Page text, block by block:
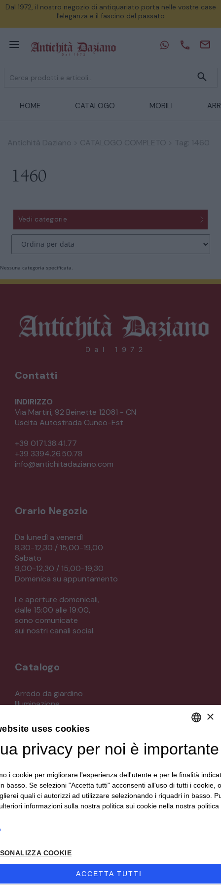
Dal 1972, il nostro negozio di antiquariato porta nelle vostre case
l'eleganza e il fascino del passato
HOME CATALOGO MOBILI
Antichità Daziano CATALOGO COMPLETO Tag: 1460
CATALOGO COMPLETO
ARMADI
COMÒ E COMODINI
SEDIE POLTRONE DIVANI
CREDENZE – DOPPI CORPI – BUFFET
ARREDO DA GIARDINO
DECORAZIONI OGGETTISTICA ILLUMINAZIONE
1460
Vedi categorie
Nessuna categoria specificata.
Contatti
INDIRIZZO
Via Martiri, 92 Beinette 12081 - CN
Uscita Autostrada Cuneo-Est
+39 0171.38.41.77
+39 3394.26.50.78
info@antichitadaziano.com
Orario Negozio
Da lunedì a venerdì
8,30-12,30 / 15,00-19,00
Sabato
9,00-12,30 / 15,00-19,30
Domenica su appuntamento
Le aperture domenicali,
dalle 15:00 alle 19:00,
sono comunicate
sui nostri canali social.
Catalogo
Arredo da giardino
Illuminazione
Mobili
Oggettistica
Orologeria
Quadri stampe
Strumenti musicali e accessori
Tappeti e tessuti
Veicoli d'epoca
DEFAULT LANGUAGE
ITALIAN
×
uses cookies
privacy per noi è importante
i cookie per migliorare l'esperienza dell'utente e per le finalità
basso. Se selezioni "Accetta tutti" acconsenti all'uso di tutti i cookie,
quali ci autorizzi ad utilizzare selezionando i riquadri in basso.
informazioni sulla nostra politica sui cookie nella nostra politica
COOKIE
ACCETTA TUTTI